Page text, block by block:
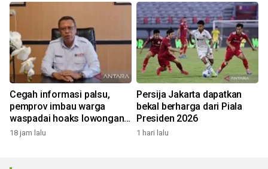
Cegah informasi palsu,
pemprov imbau warga
waspadai hoaks lowongan
kerja Blok Masela
18 jam lalu
Persija Jakarta dapatkan
bekal berharga dari Piala
Presiden 2026
1 hari lalu